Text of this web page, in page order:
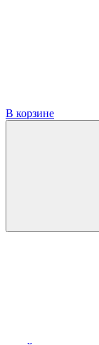
В корзине